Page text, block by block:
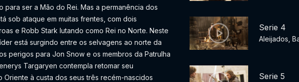
para ser a Mão do Rei. Mas a permanência dos
sob ataque em muitas frentes, com dois
e Robb Stark lutando como Rei no Norte. Neste
está surgindo entre os selvagens ao norte da
perigos para Jon Snow e os membros da Patrulha
Targaryen contempla retomar seu
à custa dos seus três recém-nascidos
Serie 4
Aleijados,
Serie 5